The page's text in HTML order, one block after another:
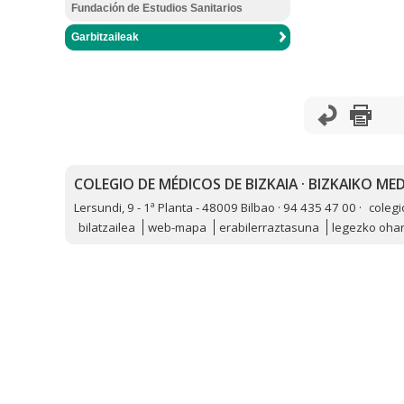
Fundación de Estudios Sanitarios
Garbitzaileak
COLEGIO DE MÉDICOS DE BIZKAIA · BIZKAIKO
Lersundi, 9 - 1ª Planta - 48009 Bilbao · 94 435 47 00 ·
bilatzailea
web-mapa erabilerraztasuna legezko